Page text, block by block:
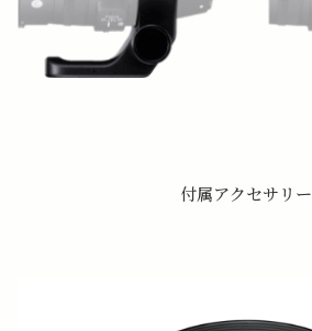
付属アクセサリー